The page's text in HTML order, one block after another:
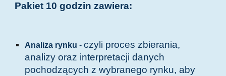
Pakiet 10 godzin zawiera:
Analiza rynku -czyli proces zbierania,
analizy oraz interpretacji danych
pochodzących z wybranego rynku, aby